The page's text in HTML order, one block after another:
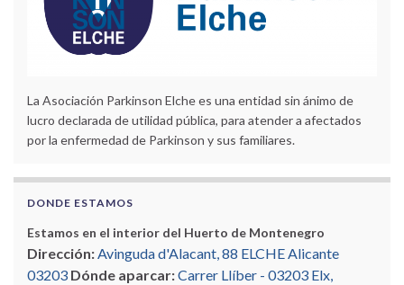
La Asociación Parkinson Elche es una entidad sin ánimo de
lucro declarada de utilidad pública, para atender a afectados
por la enfermedad de Parkinson y sus familiares.
DONDE ESTAMOS
Estamos en el interior del Huerto de Montenegro
Dirección:Avinguda d'Alacant, 88 ELCHE Alicante
03203 Dónde aparcar:Carrer Llíber - 03203 Elx,